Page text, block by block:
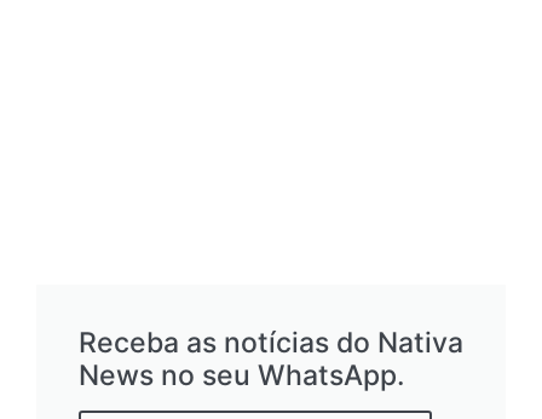
Receba as notícias do Nativa
News no seu WhatsApp.